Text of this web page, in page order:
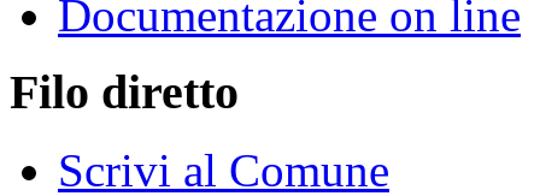
Documentazione on line
Filo diretto
Scrivi al Comune